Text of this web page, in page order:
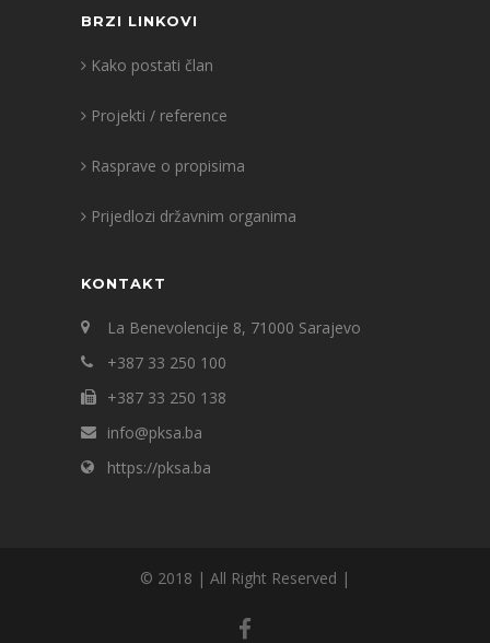
BRZI LINKOVI
Kako postati član
Projekti / reference
Rasprave o propisima
Prijedlozi državnim organima
KONTAKT
La Benevolencije 8, 71000 Sarajevo
+387 33 250 100
+387 33 250 138
info@pksa.ba
https://pksa.ba
© 2018 | All Right Reserved |